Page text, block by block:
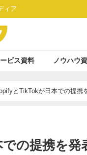
ィア
ビス資料 ノウハウ
とTikTokが日本での提携
の提携を発